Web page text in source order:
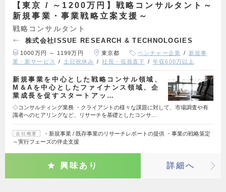
【東京 / ～1200万円】戦略コンサルタント～
新規事業・事業戦略立案支援～
戦略コンサルタント
株式会社ISSUE RESEARCH & TECHNOLOGIES
1000万円 ～ 1199万円 東京都 ベンチャー企業
新規事
業・新サービス
土日祝休み 社長・役員直下 年収600万以上
新規事業を中心とした戦略コンサル領域、
M＆Aを中心としたファイナンス領域、企
業成長を促すスタートアッ…
◇コンサルティング業務 ・クライアントの様々な課題に対して、市場調査や有
識者へのヒアリングなど、リサーチを基礎としたコンサ…
会社概要
・新規事業 / 既存事業のリサーチレポートの提供 ・事業の戦略策定
～実⾏フェーズの伴⾛支援
興味あり 詳細へ